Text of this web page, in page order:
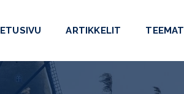
ETUSIVU ARTIKKELIT TEEMAT